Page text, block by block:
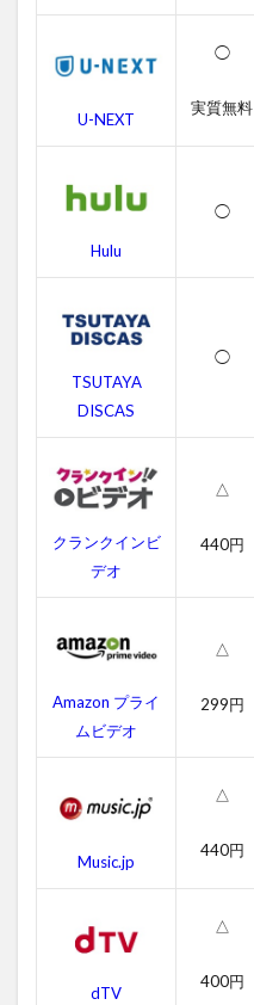
スト
ー・
テラ
ー！
画一
2.1
イ・
スト
オ
ブ・
ー！
の字
2.2
替え
動画
3
イ・
ーリ
ブ・
テラ
U-NEXT
◯
実質無料
Hulu
◯
TSUTAYA
DISCAS
◯
クランクインビ
デオ
△
440円
Amazon プライ
ムビデオ
△
299円
Music.jp
△
440円
dTV
△
400円